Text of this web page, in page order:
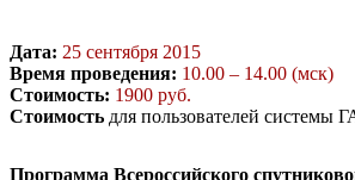
Дата: 25 сентября 2015
Время проведения: 10.00 – 14.00 (мск)
Стоимость: 1900 руб.
Стоимость для пользователей системы
Программа Всероссийского